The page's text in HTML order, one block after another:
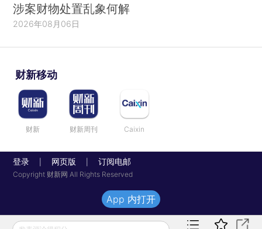
涉案财物处置乱象何解
2026年08月06日
财新移动
财新 财新周刊 Caixin
登录 网页版 订阅电邮
Copyright 财新网 All Rights Reserved
App 内打开